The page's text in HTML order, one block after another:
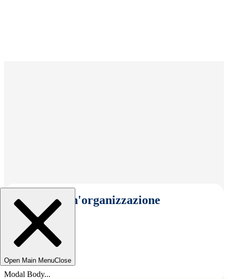
Seleziona un'organizzazione
Open Main MenuClose
Modal Body...